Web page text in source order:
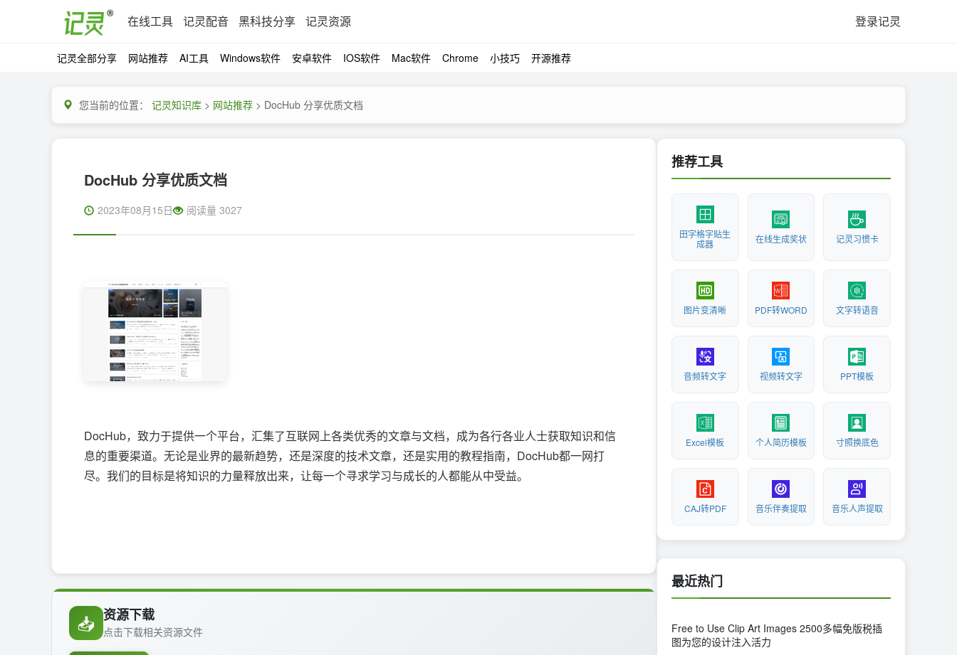
在线工具 记灵配音 黑科技分享 记灵资源 登录记灵
记灵全部分享 网站推荐 AI工具 Windows软件 安卓软件 IOS软件 Mac软件 Chrome 小技巧 开源推荐
您当前的位置： 记灵知识库 > 网站推荐 > DocHub 分享优质文档
DocHub 分享优质文档
2023年08月15日 阅读量 3027
DocHub，致力于提供一个平台，汇集了互联网上各类优秀的文章与文档，成为各行各业人士获取知识和信
息的重要渠道。无论是业界的最新趋势，还是深度的技术文章，还是实用的教程指南，DocHub都一网打
尽。我们的目标是将知识的力量释放出来，让每一个寻求学习与成长的人都能从中受益。
📥 资源下载
点击下载相关资源文件
推荐工具
田字格字贴生
成器
在线生成奖状 记灵习惯卡
图片变清晰 PDF转WORD 文字转语音
音频转文字 视频转文字 PPT模板
Excel模板 个人简历模板 寸照换底色
CAJ转PDF 音乐伴奏提取 音乐人声提取
最近热门
Free to Use Clip Art Images 2500多幅免版税插
图为您的设计注入活力